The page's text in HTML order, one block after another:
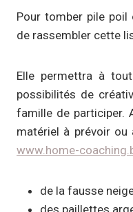
Pour tomber pile poil
de rassembler cette
Elle permettra à
possibilités de
famille de participer.
matériel à prévoir ou
www.home-
de la fausse